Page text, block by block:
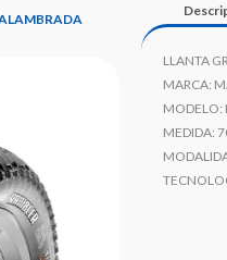
LLANTA
MARCA:
MODELO:
MEDIDA: